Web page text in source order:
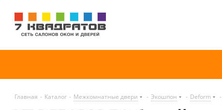
Главная - Каталог - Межкомнатные двери - Экошпон - Deform -